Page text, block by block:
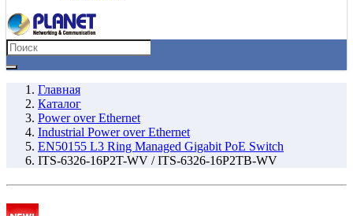
Главная
Каталог
Power over Ethernet
Industrial Power over Ethernet
EN50155 L3 Ring Managed Gigabit PoE Switch
ITS-6326-16P2T-WV / ITS-6326-16P2TB-WV